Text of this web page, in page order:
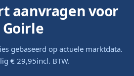
aanvragen voor
Goirle
gebaseerd op actuele marktdata.
€ 29,95incl. BTW.